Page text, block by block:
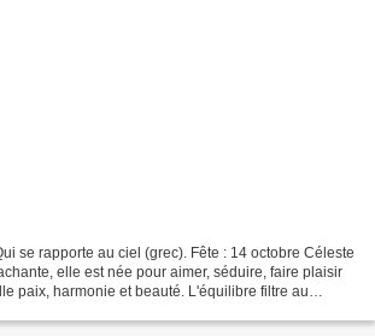
se rapporte au ciel (grec). Fête : 14 octobre Céleste
elle est née pour aimer, séduire, faire plaisir
paix, harmonie et beauté. L'équilibre filtre au